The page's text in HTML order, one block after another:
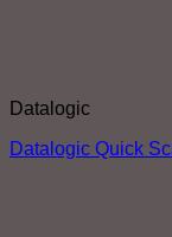
Datalogic
Datalogic Quick